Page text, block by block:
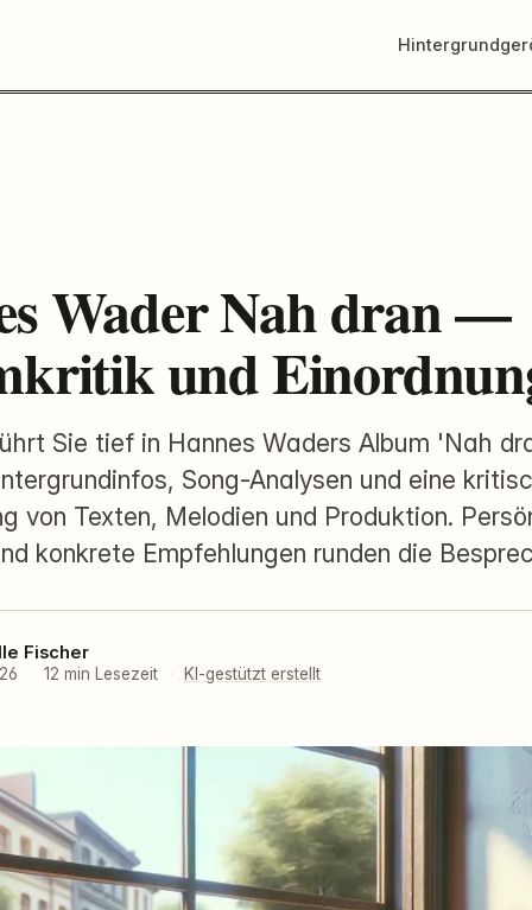
Wader Nah dran —
und
Sie tief in Hannes Waders Album 'Nah
Song-Analysen und eine
von Texten, Melodien und Produktion.
konkrete Empfehlungen runden die
Fischer
· 12 min Lesezeit · KI-gestützt erstellt